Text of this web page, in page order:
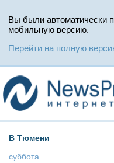
Вы были автоматически
мобильную версию.
Перейти на полную
В Тюмени
суббота